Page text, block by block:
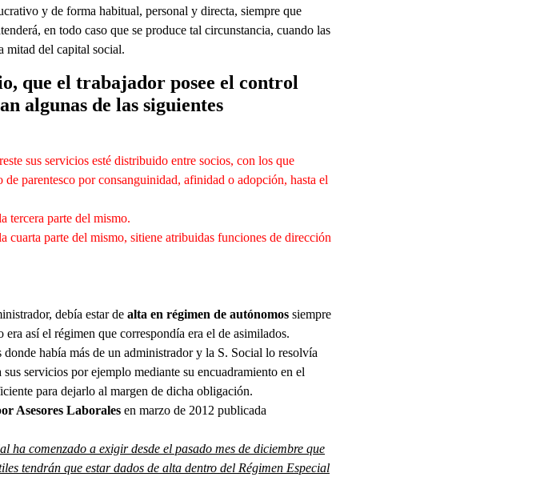
y de forma habitual, personal y directa, siempre que
en todo caso que se produce tal circunstancia, cuando las
mitad del capital social.
que el trabajador posee el control
algunas de las siguientes
sus servicios esté distribuido entre socios, con los que
parentesco por consanguinidad, afinidad o adopción, hasta el
tercera parte del mismo.
parte del mismo, sitiene atribuidas funciones de dirección
debía estar de alta en régimen de autónomos siempre
era así el régimen que correspondía era el de asimilados.
había más de un administrador y la S. Social lo resolvía
servicios por ejemplo mediante su encuadramiento en el
para dejarlo al margen de dicha obligación.
Asesores Laborales en marzo de 2012 publicada
ha comenzado a exigir desde el pasado mes de diciembre que
tendrán que estar dados de alta dentro del Régimen Especial